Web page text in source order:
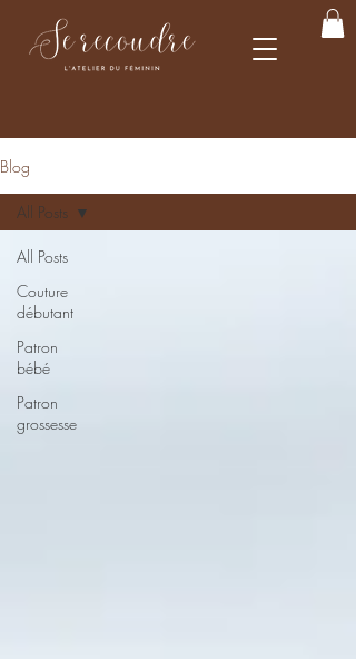
Blog
All Posts
Couture
débutant
Patron
bébé
Patron
grossesse
All Posts